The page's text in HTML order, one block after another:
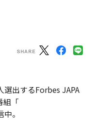
選出するForbes JAPA
組「
。